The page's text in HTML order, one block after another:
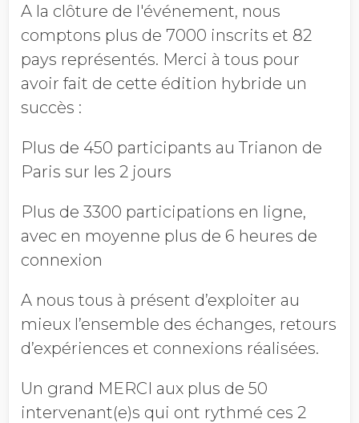
A la clôture de l'événement, nous
comptons plus de 7000 inscrits et 82
pays représentés. Merci à tous pour
avoir fait de cette édition hybride un
succès :
Plus de 450 participants au Trianon de
Paris sur les 2 jours
Plus de 3300 participations en ligne,
avec en moyenne plus de 6 heures de
connexion
A nous tous à présent d’exploiter au
mieux l’ensemble des échanges, retours
d’expériences et connexions réalisées.
Un grand MERCI aux plus de 50
intervenant(e)s qui ont rythmé ces 2